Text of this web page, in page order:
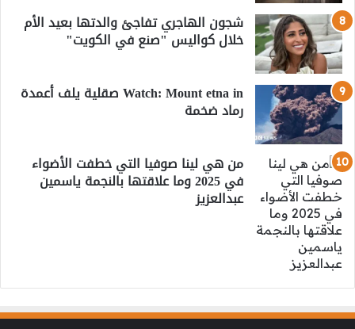
شجون الهاجري تفاجئ والدتها بعيد الأم
خلال كواليس "صنع في الكويت"
Watch: Mount etna in صقلية يلف أعمدة
رماد ضخمة
من هي لينا صوفيا التي خطفت الأضواء
في 2025 وما علاقتها بالنجمة ياسمين
عبدالعزيز